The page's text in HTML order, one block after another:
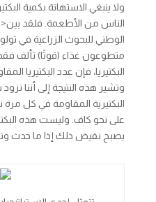
ولا ينبغي الاستهانة بكمية
الناس من الأطعمة. فلقد بين<
الوطني للبحوث الزراعية في
متطوعون غذاء (قوتًا) تألف
البكتيريا، فإن عدد البكتيريا
وتشير هذه النتيجة إلى أننا
البكتيرية المقاومة في كل
على نحو كاف. وليست هذه
يصبح نقيض ذلك إذا ما حدث